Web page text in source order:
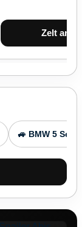
Zelt
🚙 BMW 5